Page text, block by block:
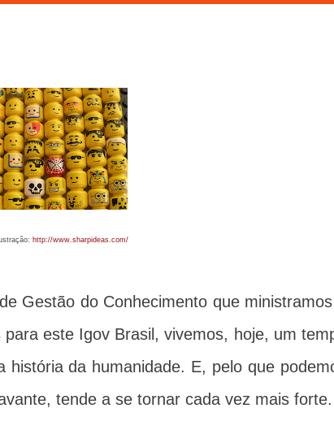
http://www.sharpideas.com/
Gestão do Conhecimento que
este Igov Brasil, vivemos, hoje, um
história da humanidade. E, pelo que
tende a se tornar cada vez mais forte.